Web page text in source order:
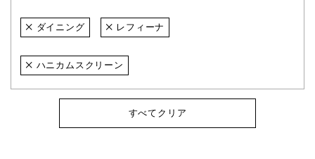
ダイニング レフィーナ
ハニカムスクリーン
すべてクリア